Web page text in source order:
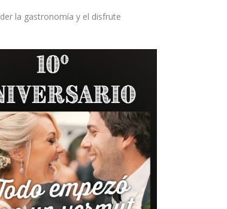
la gastronomía y el disfrute